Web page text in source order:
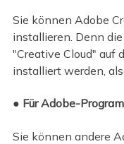
Sie können Adobe
installieren. Denn
"Creative Cloud" auf
installiert werden,
● Für Adobe-
Sie können andere